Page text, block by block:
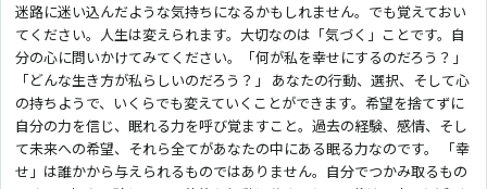
迷路に迷い込んだような気持ちになるかもしれません。でも覚えておい
てください。人生は変えられます。大切なのは「気づく」ことです。自
分の心に問いかけてみてください。「何が私を幸せにするのだろう？」
「どんな生き方が私らしいのだろう？」 あなたの行動、選択、そして心
の持ちようで、いくらでも変えていくことができます。希望を捨てずに
自分の力を信じ、眠れる力を呼び覚ますこと。過去の経験、感情、そし
て未来への希望、それら全てがあなたの中にある眠る力なのです。 「幸
せ」は誰かから与えられるものではありません。自分でつかみ取るもの